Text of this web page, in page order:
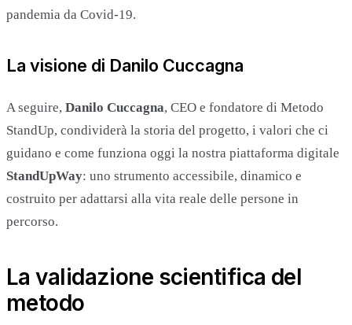
pandemia da Covid-19.
La visione di Danilo Cuccagna
A seguire, Danilo Cuccagna, CEO e fondatore di Metodo
StandUp, condividerà la storia del progetto, i valori che ci
guidano e come funziona oggi la nostra piattaforma digitale
StandUpWay: uno strumento accessibile, dinamico e
costruito per adattarsi alla vita reale delle persone in
percorso.
La validazione scientifica del
metodo